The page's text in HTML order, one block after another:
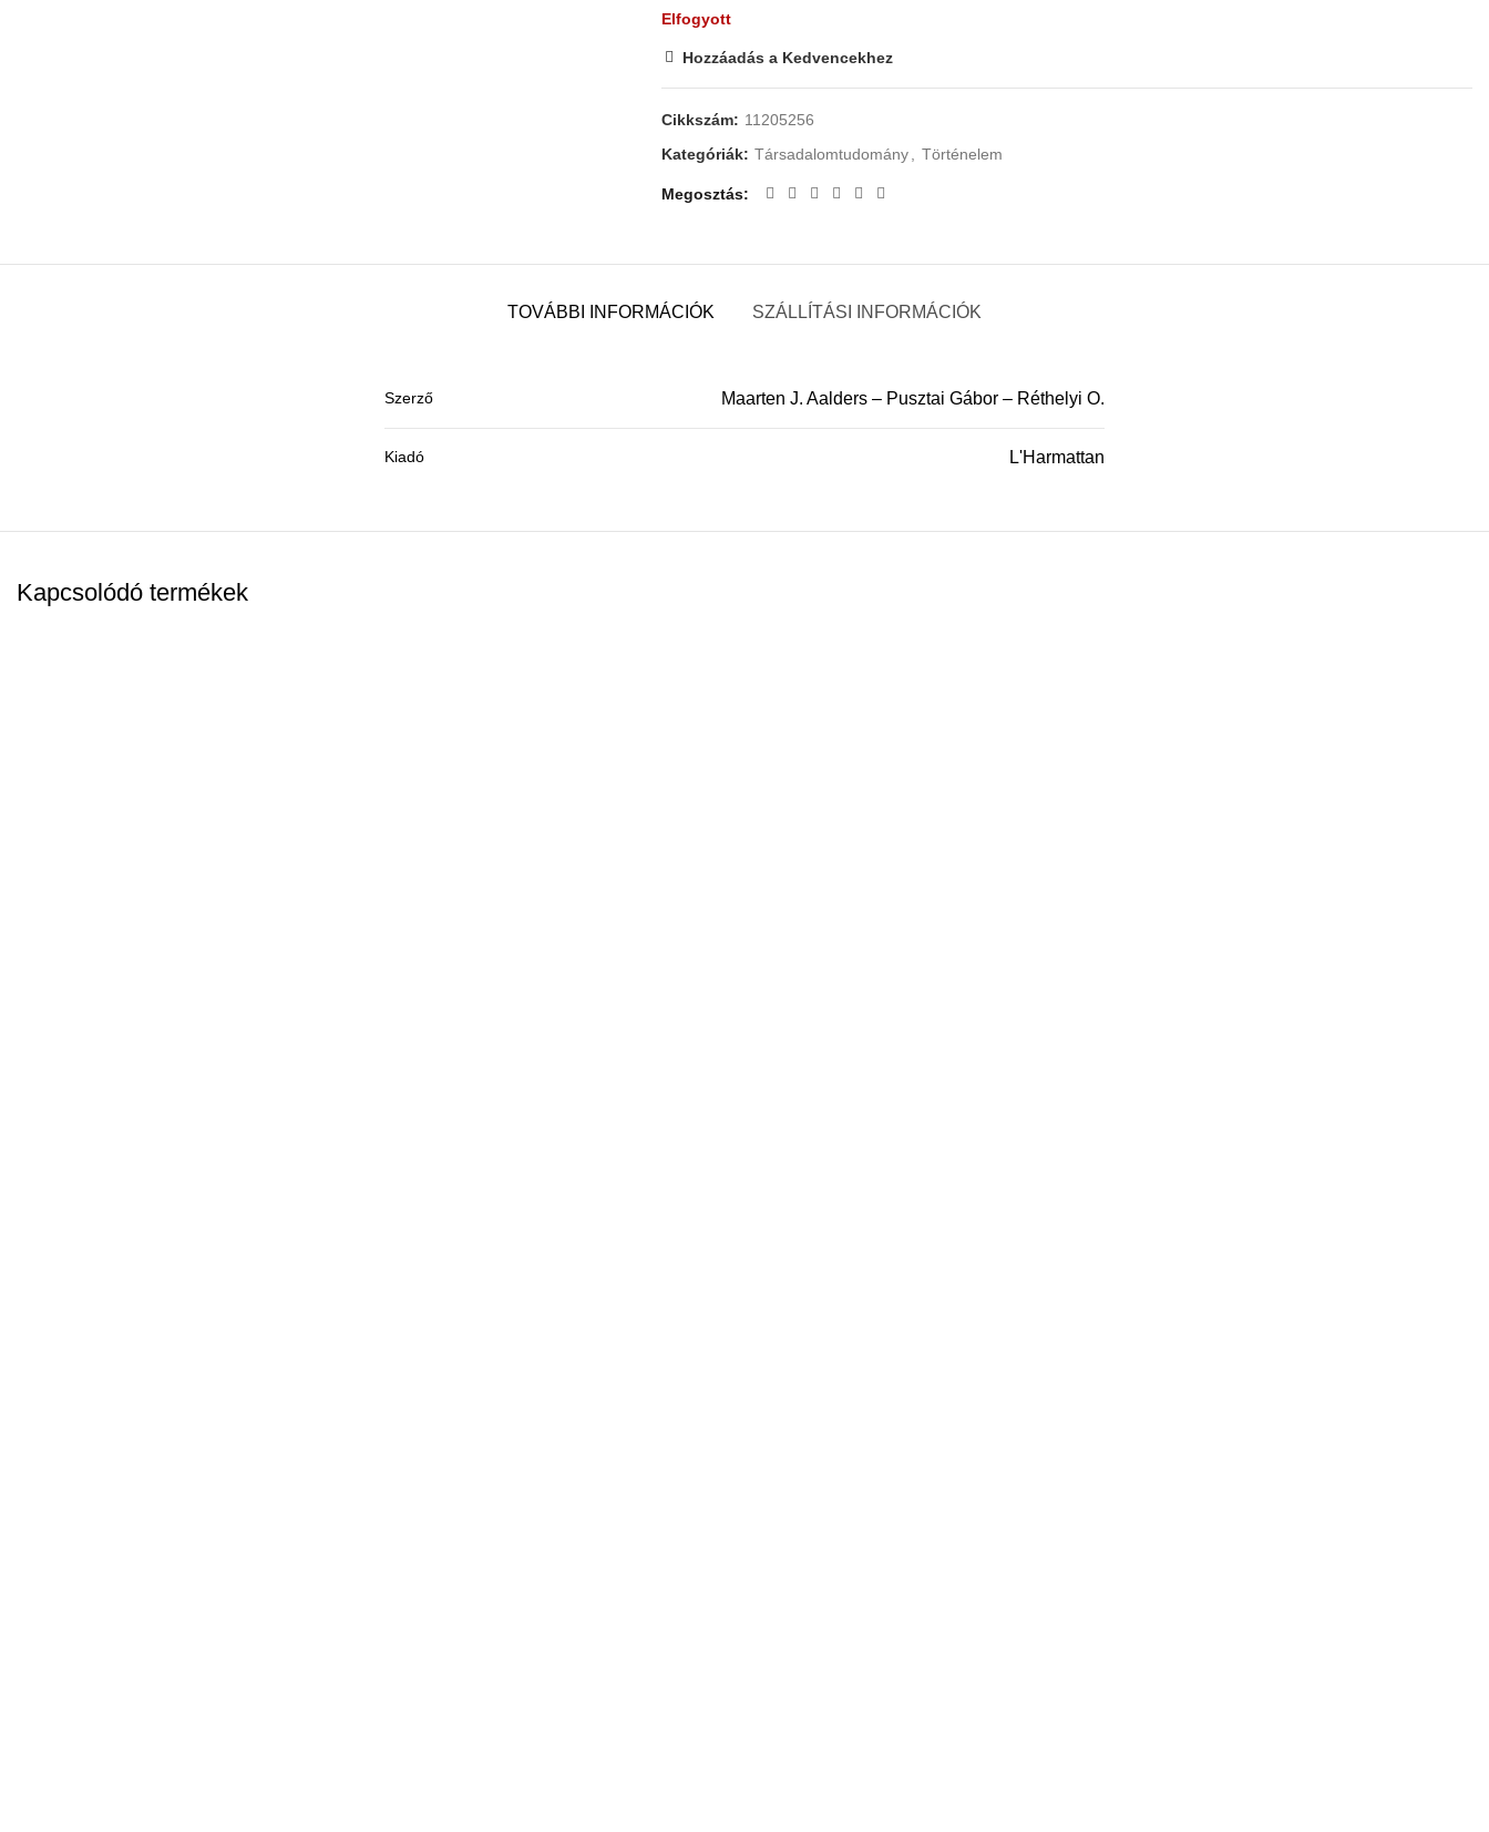
Elfogyott
Hozzáadás a Kedvencekhez
Cikkszám: 11205256
Kategóriák: Társadalomtudomány Történelem
Megosztás
TOVÁBBI INFORMÁCIÓK SZÁLLÍTÁSI INFORMÁCIÓK
Szerző Maarten J. Aalders – Pusztai Gábor – Réthelyi O.
Kiadó L'Harmattan
Kapcsolódó termékek